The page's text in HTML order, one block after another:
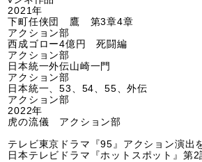
2021年
下町任侠団 鷹 第3章4章
アクション部
西成ゴロー4億円 死闘編
アクション部
日本統一外伝山崎一門
アクション部
日本統一、53、54、55、外伝
アクション部
2022年
虎の流儀 アクション部
テレビ東京ドラマ『95』アクション演出
日本テレビドラマ『ホットスポット』第2